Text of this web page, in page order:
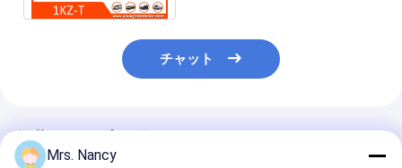
チャット
推薦されたプロダクト
Mrs. Nancy